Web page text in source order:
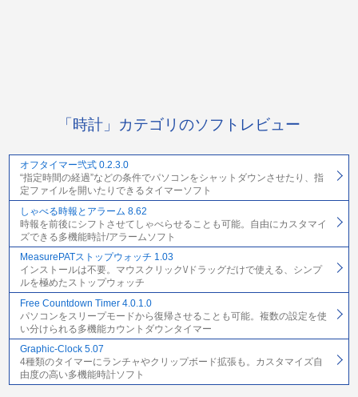
「時計」カテゴリのソフトレビュー
オフタイマー弐式 0.2.3.0
“指定時間の経過”などの条件でパソコンをシャットダウンさせたり、指
定ファイルを開いたりできるタイマーソフト
しゃべる時報とアラーム 8.62
時報を前後にシフトさせてしゃべらせることも可能。自由にカスタマイ
ズできる多機能時計/アラームソフト
MeasurePATストップウォッチ 1.03
インストールは不要。マウスクリック\/ドラッグだけで使える、シンプ
ルを極めたストップウォッチ
Free Countdown Timer 4.0.1.0
パソコンをスリープモードから復帰させることも可能。複数の設定を使
い分けられる多機能カウントダウンタイマー
Graphic-Clock 5.07
4種類のタイマーにランチャやクリップボード拡張も。カスタマイズ自
由度の高い多機能時計ソフト